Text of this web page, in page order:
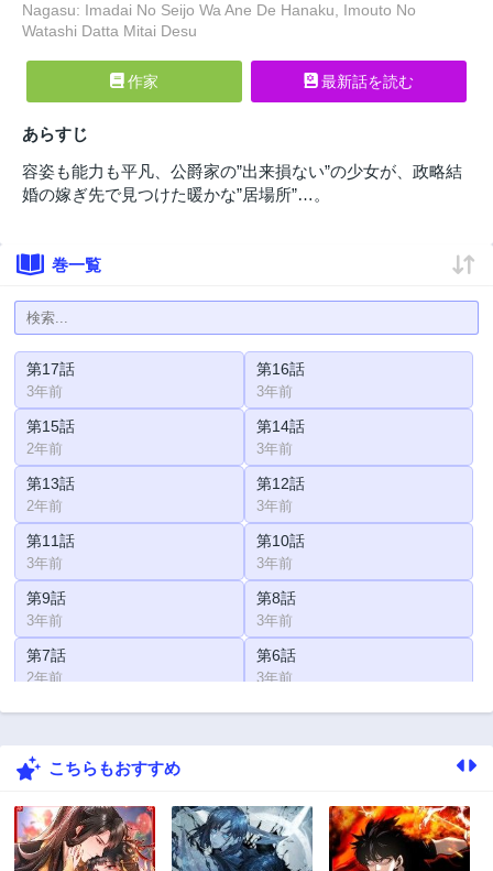
Nagasu: Imadai No Seijo Wa Ane De Hanaku, Imouto No
Watashi Datta Mitai Desu
作家 最新話を読む
あらすじ
容姿も能力も平凡、公爵家の”出来損ない”の少女が、政略結
婚の嫁ぎ先で見つけた暖かな”居場所”…。
巻一覧
第17話
3年前
第16話
3年前
第15話
2年前
第14話
3年前
第13話
2年前
第12話
3年前
第11話
3年前
第10話
3年前
第9話
3年前
第8話
3年前
第7話
2年前
第6話
3年前
第5話 第4話
第3話
第1話
2年前
こちらもおすすめ